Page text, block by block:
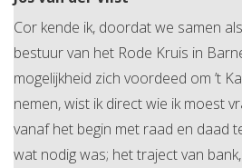
Cor kende ik, doordat we samen
bestuur van het Rode Kruis in
mogelijkheid zich voordeed om ’t
nemen, wist ik direct wie ik moest
vanaf het begin met raad en daad
wat nodig was; het traject van